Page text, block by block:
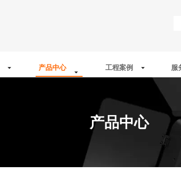
产品中心 工程案例 服
产品中心